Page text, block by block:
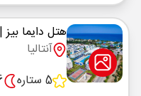
هتل دایما بیز| DAIMA BIZ RESORT
آنتالیا
5 ستاره
6